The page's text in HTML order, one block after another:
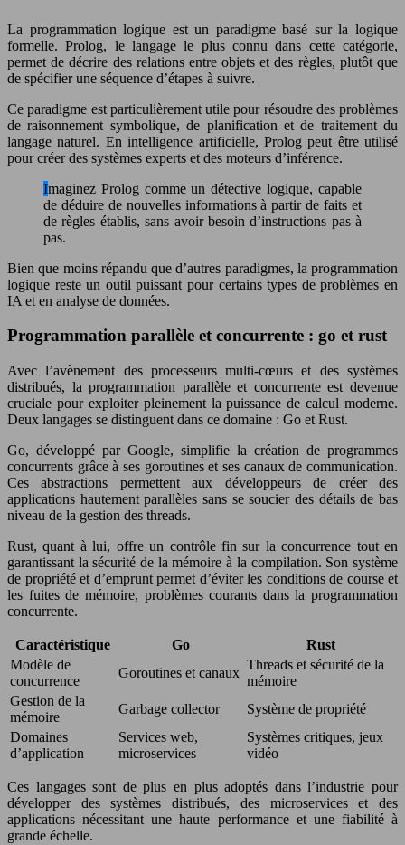
La programmation logique est un paradigme basé sur la logique
formelle. Prolog, le langage le plus connu dans cette catégorie,
permet de décrire des relations entre objets et des règles, plutôt que
de spécifier une séquence d’étapes à suivre.
Ce paradigme est particulièrement utile pour résoudre des problèmes
de raisonnement symbolique, de planification et de traitement du
langage naturel. En intelligence artificielle, Prolog peut être utilisé
pour créer des systèmes experts et des moteurs d’inférence.
Imaginez Prolog comme un détective logique, capable
de déduire de nouvelles informations à partir de faits et
de règles établis, sans avoir besoin d’instructions pas à
pas.
Bien que moins répandu que d’autres paradigmes, la programmation
logique reste un outil puissant pour certains types de problèmes en
IA et en analyse de données.
Programmation parallèle et concurrente : go et rust
Avec l’avènement des processeurs multi-cœurs et des systèmes
distribués, la programmation parallèle et concurrente est devenue
cruciale pour exploiter pleinement la puissance de calcul moderne.
Deux langages se distinguent dans ce domaine : Go et Rust.
Go, développé par Google, simplifie la création de programmes
concurrents grâce à ses goroutines et ses canaux de communication.
Ces abstractions permettent aux développeurs de créer des
applications hautement parallèles sans se soucier des détails de bas
niveau de la gestion des threads.
Rust, quant à lui, offre un contrôle fin sur la concurrence tout en
garantissant la sécurité de la mémoire à la compilation. Son système
de propriété et d’emprunt permet d’éviter les conditions de course et
les fuites de mémoire, problèmes courants dans la programmation
concurrente.
Caractéristique Go
Rust
Modèle de
concurrence
Goroutines et canaux
Threads et sécurité de la
mémoire
Gestion de la
mémoire
Garbage collector
Système de propriété
Domaines
d’application
Services web,
microservices
Systèmes critiques, jeux
vidéo
Ces langages sont de plus en plus adoptés dans l’industrie pour
développer des systèmes distribués, des microservices et des
applications nécessitant une haute performance et une fiabilité à
grande échelle.